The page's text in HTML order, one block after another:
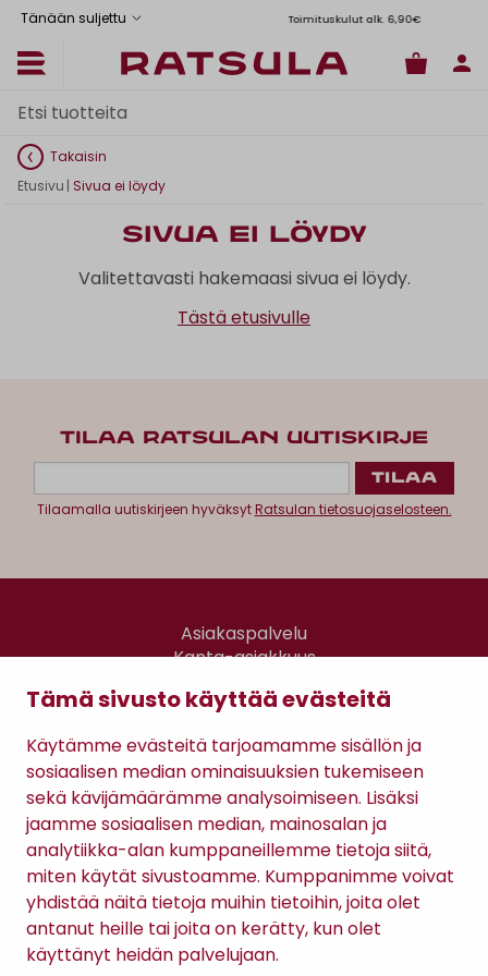
Tämä sivusto käyttää evästeitä
Käytämme evästeitä tarjoamamme sisällön ja
sosiaalisen median ominaisuuksien tukemiseen
sekä kävijämäärämme analysoimiseen. Lisäksi
jaamme sosiaalisen median, mainosalan ja
analytiikka-alan kumppaneillemme tietoja siitä,
miten käytät sivustoamme. Kumppanimme voivat
yhdistää näitä tietoja muihin tietoihin, joita olet
antanut heille tai joita on kerätty, kun olet
käyttänyt heidän palvelujaan.
Tänään suljettu Toimituskulut alk. 6,90€
Takaisin
Etusivu | Sivua ei löydy
Sivua ei löydy
Valitettavasti hakemaasi sivua ei löydy.
Tästä etusivulle
TILAA RATSULAN UUTISKIRJE
Tilaamalla uutiskirjeen hyväksytRatsulan tietosuojaselosteen.
Asiakaspalvelu
Kanta-asiakkuus
Gomee Ratsula Café
Sopimusehdot
Tietosuojaseloste
Maksutavat